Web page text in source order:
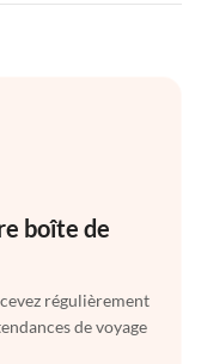
boîte de
régulièrement
de voyage